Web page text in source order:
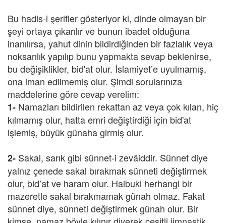
Bu hadis-i şerifler gösteriyor ki, dinde olmayan bir
şeyi ortaya çıkarılır ve bunun ibadet olduğuna
inanılırsa, yahut dinin bildirdiğinden bir fazlalık veya
noksanlık yapılıp bunu yapmakta sevap beklenirse,
bu değişiklikler, bid'at olur. İslamiyet’e uyulmamış,
ona iman edilmemiş olur. Şimdi sorularınıza
maddelerine göre cevap verelim:
1- Namazları bildirilen rekattan az veya çok kılan, hiç
kılmamış olur, hatta emri değiştirdiği için bid'at
işlemiş, büyük günaha girmiş olur.
2- Sakal, sarık gibi sünnet-i zevâiddir. Sünnet diye
yalnız çenede sakal bırakmak sünneti değiştirmek
olur, bid’at ve haram olur. Halbuki herhangi bir
mazeretle sakal bırakmamak günah olmaz. Fakat
sünnet diye, sünneti değiştirmek günah olur. Bir